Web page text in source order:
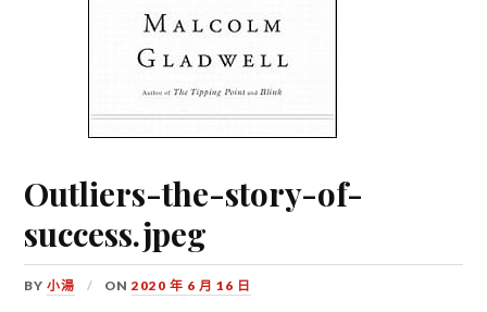
Outliers-the-story-of-
success.jpeg
BY小湯 ON2020 年 6 月 16 日